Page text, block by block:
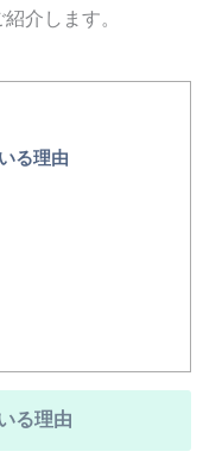
介します。
る理由
る理由